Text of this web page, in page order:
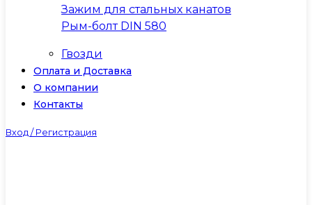
Зажим для стальных канатов
Рым-болт DIN 580
Гвозди
Оплата и Доставка
О компании
Контакты
Вход / Регистрация